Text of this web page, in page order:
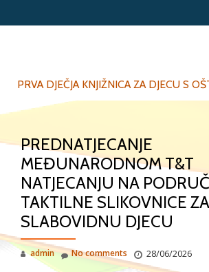
PRVA DJEČJA KNJIŽNICA ZA DJECU S
PREDNATJECANJE
MEĐUNARODNOM T&T
NATJECANJU NA
TAKTILNE SLIKOVNICE
SLABOVIDNU DJECU
admin 28/06/2026
No comments